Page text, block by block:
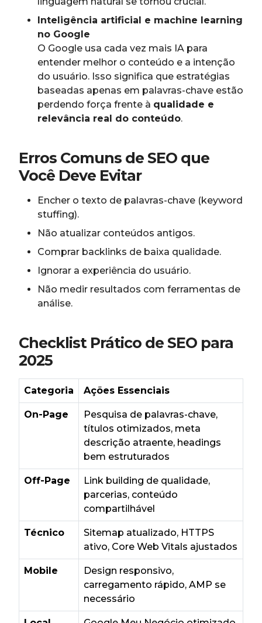
Inteligência artificial e machine learning
no Google
O Google usa cada vez mais IA para
entender melhor o conteúdo e a intenção
do usuário. Isso significa que estratégias
baseadas apenas em palavras-chave estão
perdendo força frente à qualidade e
relevância real do conteúdo.
Erros Comuns de SEO que
Você Deve Evitar
Encher o texto de palavras-chave (keyword
stuffing).
Não atualizar conteúdos antigos.
Comprar backlinks de baixa qualidade.
Ignorar a experiência do usuário.
Não medir resultados com ferramentas de
análise.
Checklist Prático de SEO para
2025
Categoria Ações Essenciais
On-Page
Pesquisa de palavras-chave,
títulos otimizados, meta
descrição atraente, headings
bem estruturados
Off-Page
Link building de qualidade,
parcerias, conteúdo
compartilhável
Técnico
Sitemap atualizado, HTTPS
ativo, Core Web Vitals ajustados
Mobile
Design responsivo,
carregamento rápido, AMP se
necessário